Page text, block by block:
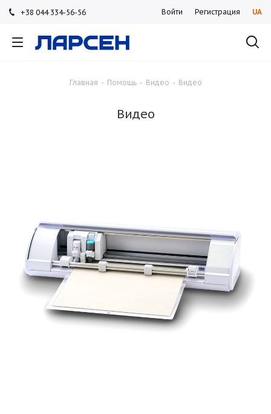
+38 044 334-56-56
+38 044 334-56-56
Войти Регистрация UA
Главная - Помощь - Видео - Видео
Видео